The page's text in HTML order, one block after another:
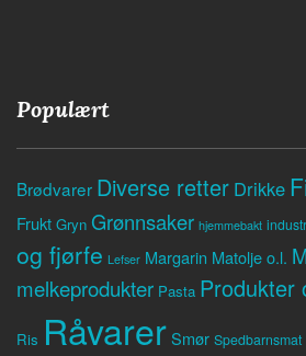
Populært
Brødvarer Diverse retter Drikke
Frukt Gryn Grønnsaker hjemmebakt
og fjørfe Lefser Margarin Matolje o.l.
melkeprodukter Pasta Produkter
Ris RåvarerSmør Spedbarnsmat